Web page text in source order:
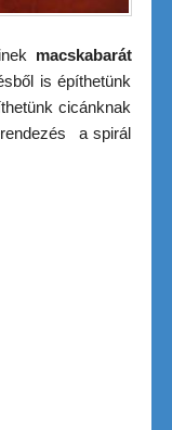
macskabarát
is építhetünk
cicánknak
a spirál